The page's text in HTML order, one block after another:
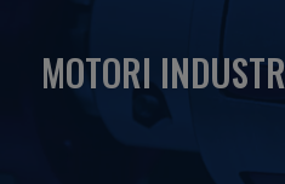
MOTORI